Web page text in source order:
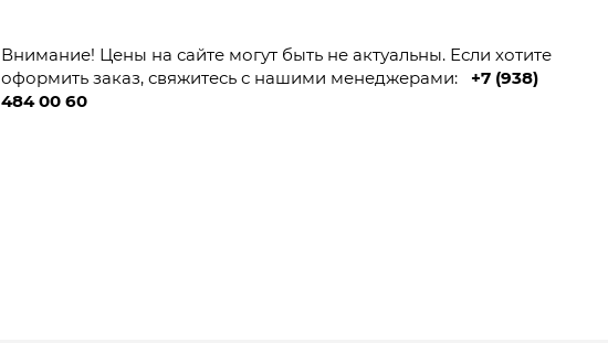
Внимание! Цены на сайте могут быть не актуальны. Если хотите
оформить заказ, свяжитесь с нашими менеджерами:
+7 (938)
484 00 60